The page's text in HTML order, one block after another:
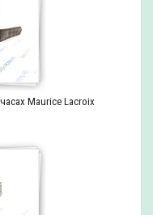
Maurice Lacroix